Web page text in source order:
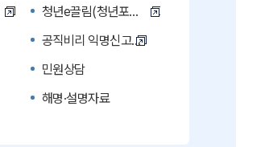
청년e끌림(청년포털)
공직비리 익명신고
민원상담
해명·설명자료